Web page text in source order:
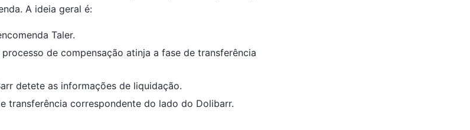
A ideia geral é:
Taler.
de compensação atinja a fase de transferência
detete as informações de liquidação.
transferência correspondente do lado do Dolibarr.